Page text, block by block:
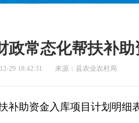
政常态化帮扶补
29 18:42:31 来源：县农业农村局
补助资金入库项目计划明细